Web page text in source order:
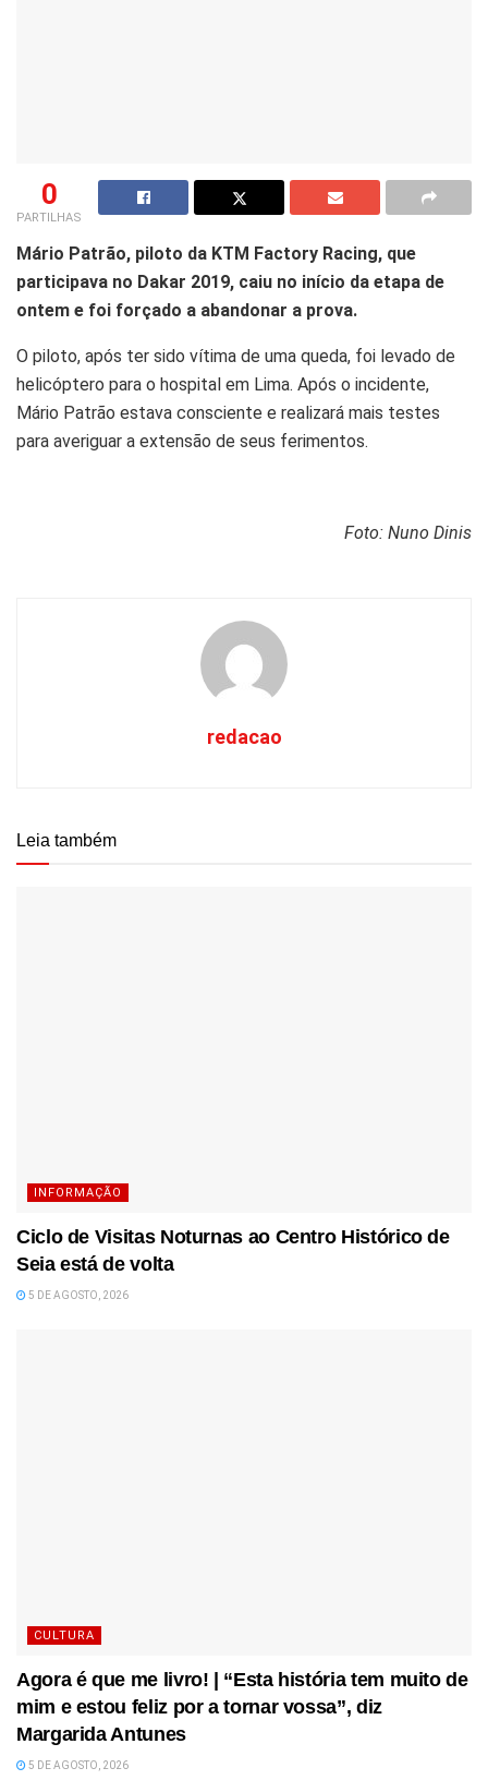
0
PARTILHAS
Mário Patrão, piloto da KTM Factory Racing, que
participava no Dakar 2019, caiu no início da etapa de
ontem e foi forçado a abandonar a prova.
O piloto, após ter sido vítima de uma queda, foi levado de
helicóptero para o hospital em Lima. Após o incidente,
Mário Patrão estava consciente e realizará mais testes
para averiguar a extensão de seus ferimentos.
Foto: Nuno Dinis
redacao
Leia também
INFORMAÇÃO
Ciclo de Visitas Noturnas ao Centro Histórico de
Seia está de volta
5 DE AGOSTO, 2026
CULTURA
Agora é que me livro! | “Esta história tem muito de
mim e estou feliz por a tornar vossa”, diz
Margarida Antunes
5 DE AGOSTO, 2026